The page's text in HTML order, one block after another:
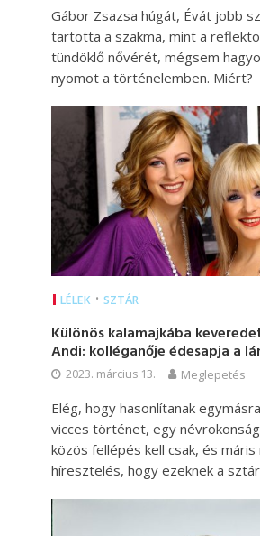
Gábor Zsazsa húgát, Évát jobb
tartotta a szakma, mint a
tündöklő nővérét, mégsem
nyomot a történelemben. Miért?
LÉLEK • SZTÁR
Különös kalamajkába
Andi: kolléganője édesapja a
2023. március 13. Meglepetés
Elég, hogy hasonlítanak
vicces történet, egy
közös fellépés kell csak, és máris
híresztelés, hogy ezeknek a